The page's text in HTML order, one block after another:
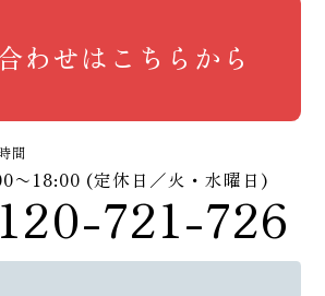
わせはこちらから
間
〜18:00 (定休日／火・水曜日)
721-726